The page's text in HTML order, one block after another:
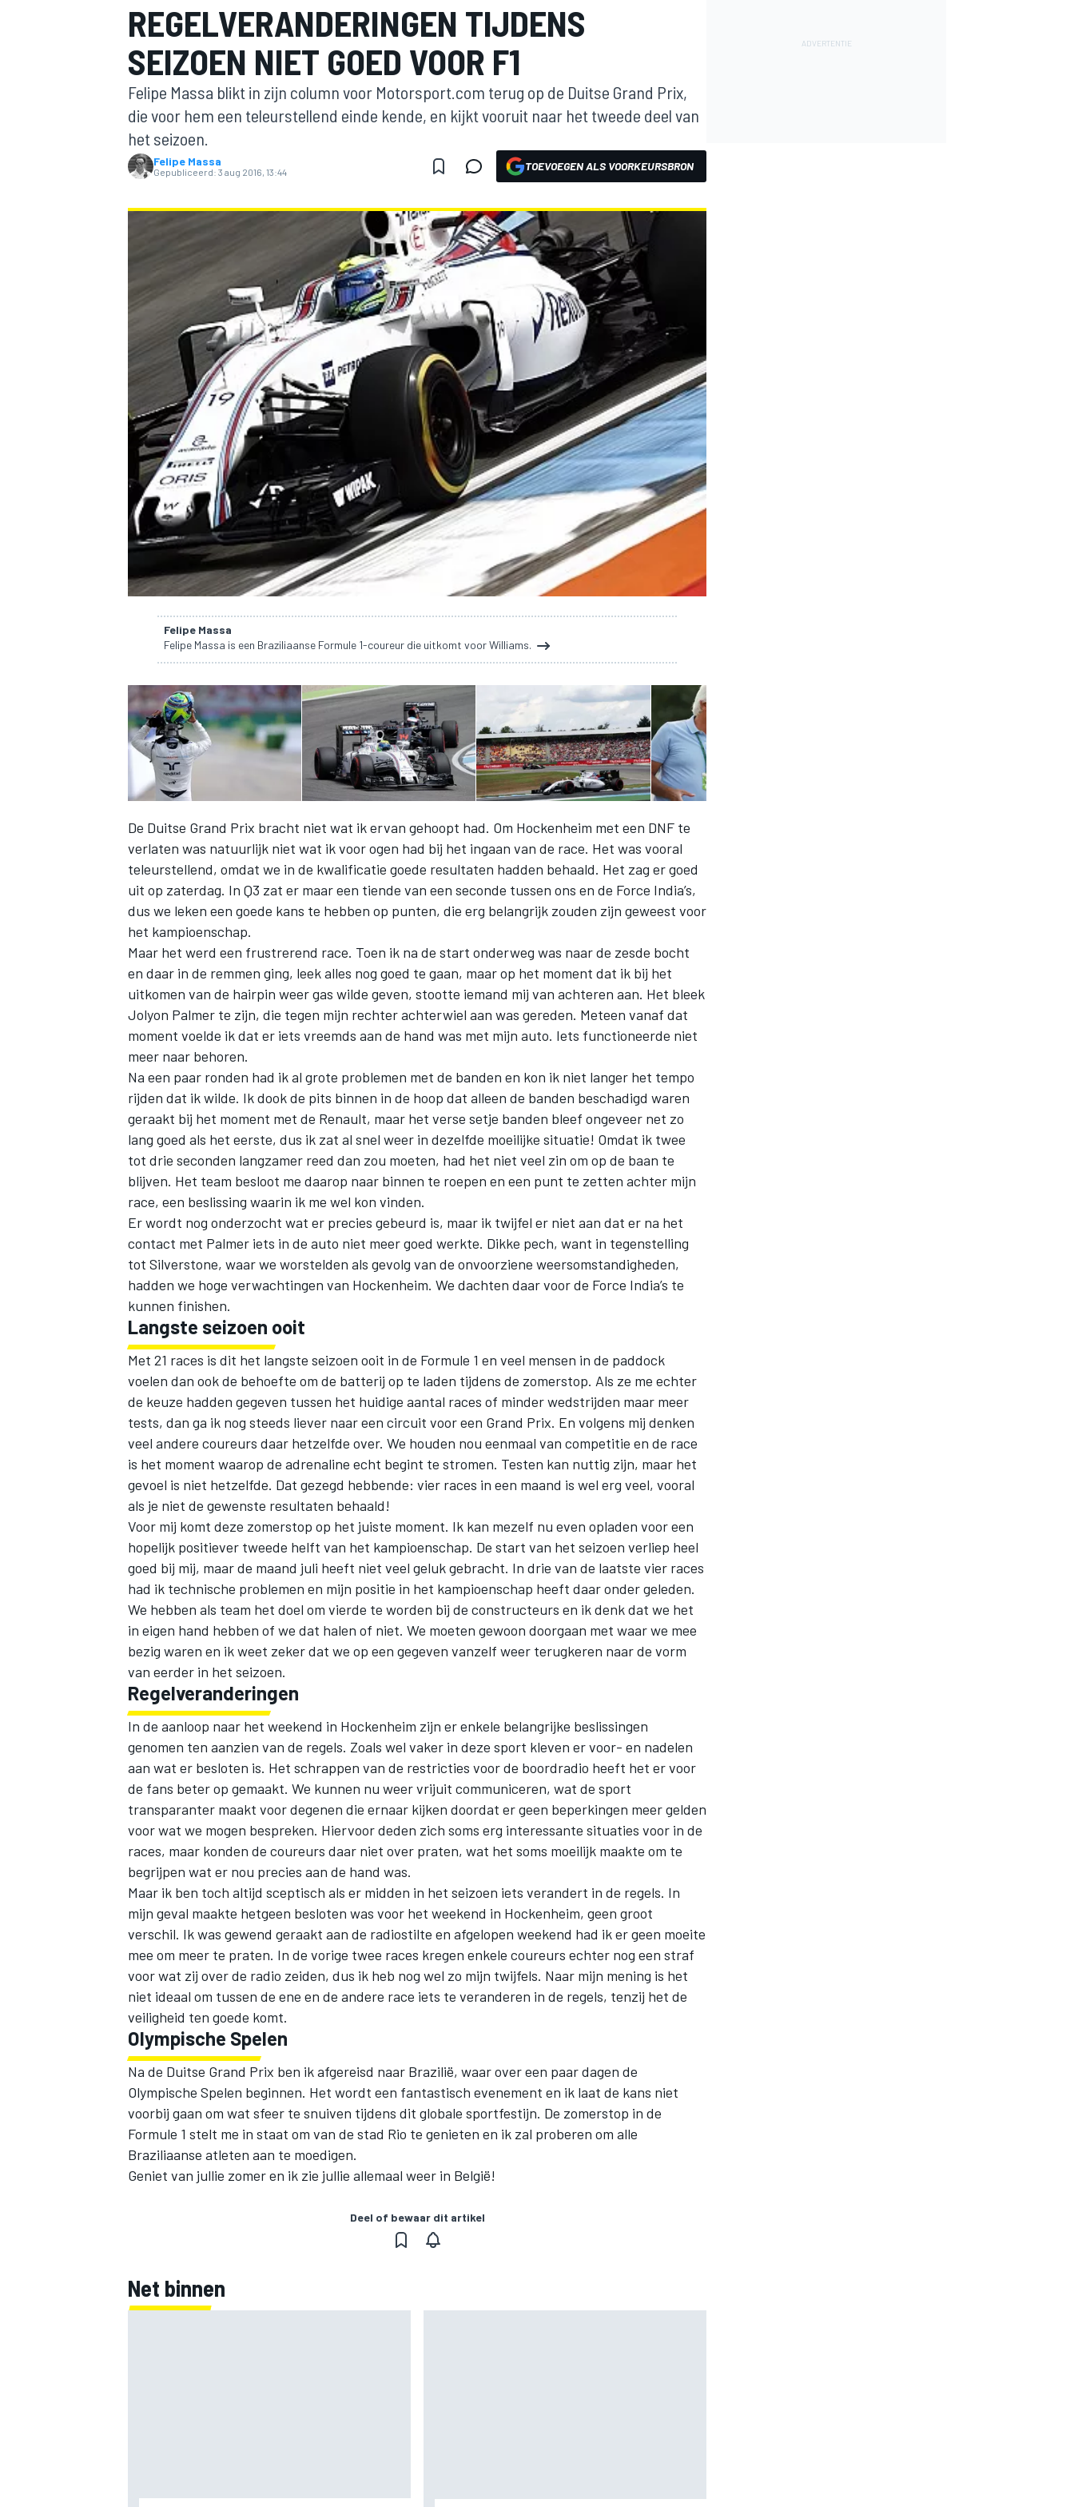
MOTOGP
INDYCAR
DTM
MEER RACEKLASSEN
REGELVERANDERINGEN TIJDENS
SEIZOEN NIET GOED VOOR F1
Felipe Massa blikt in zijn column voor Motorsport.com terug op de Duitse Grand Prix,
die voor hem een teleurstellend einde kende, en kijkt vooruit naar het tweede deel van
het seizoen.
Felipe Massa
Gepubliceerd: 3 aug 2016, 13:44 TOEVOEGEN ALS VOORKEURSBRON
Felipe Massa
Felipe Massa is een Braziliaanse Formule 1-coureur die uitkomt voor Williams.
De Duitse Grand Prix bracht niet wat ik ervan gehoopt had. Om Hockenheim met een DNF te
verlaten was natuurlijk niet wat ik voor ogen had bij het ingaan van de race. Het was vooral
teleurstellend, omdat we in de kwalificatie goede resultaten hadden behaald. Het zag er goed
uit op zaterdag. In Q3 zat er maar een tiende van een seconde tussen ons en de Force India’s,
dus we leken een goede kans te hebben op punten, die erg belangrijk zouden zijn geweest voor
het kampioenschap.
Maar het werd een frustrerend race. Toen ik na de start onderweg was naar de zesde bocht
en daar in de remmen ging, leek alles nog goed te gaan, maar op het moment dat ik bij het
uitkomen van de hairpin weer gas wilde geven, stootte iemand mij van achteren aan. Het bleek
Jolyon Palmer te zijn, die tegen mijn rechter achterwiel aan was gereden. Meteen vanaf dat
moment voelde ik dat er iets vreemds aan de hand was met mijn auto. Iets functioneerde niet
meer naar behoren.
Na een paar ronden had ik al grote problemen met de banden en kon ik niet langer het tempo
rijden dat ik wilde. Ik dook de pits binnen in de hoop dat alleen de banden beschadigd waren
geraakt bij het moment met de Renault, maar het verse setje banden bleef ongeveer net zo
lang goed als het eerste, dus ik zat al snel weer in dezelfde moeilijke situatie! Omdat ik twee
tot drie seconden langzamer reed dan zou moeten, had het niet veel zin om op de baan te
blijven. Het team besloot me daarop naar binnen te roepen en een punt te zetten achter mijn
race, een beslissing waarin ik me wel kon vinden.
Er wordt nog onderzocht wat er precies gebeurd is, maar ik twijfel er niet aan dat er na het
contact met Palmer iets in de auto niet meer goed werkte. Dikke pech, want in tegenstelling
tot Silverstone, waar we worstelden als gevolg van de onvoorziene weersomstandigheden,
hadden we hoge verwachtingen van Hockenheim. We dachten daar voor de Force India’s te
kunnen finishen.
Langste seizoen ooit
Met 21 races is dit het langste seizoen ooit in de Formule 1 en veel mensen in de paddock
voelen dan ook de behoefte om de batterij op te laden tijdens de zomerstop. Als ze me echter
de keuze hadden gegeven tussen het huidige aantal races of minder wedstrijden maar meer
tests, dan ga ik nog steeds liever naar een circuit voor een Grand Prix. En volgens mij denken
veel andere coureurs daar hetzelfde over. We houden nou eenmaal van competitie en de race
is het moment waarop de adrenaline echt begint te stromen. Testen kan nuttig zijn, maar het
gevoel is niet hetzelfde. Dat gezegd hebbende: vier races in een maand is wel erg veel, vooral
als je niet de gewenste resultaten behaald!
Voor mij komt deze zomerstop op het juiste moment. Ik kan mezelf nu even opladen voor een
hopelijk positiever tweede helft van het kampioenschap. De start van het seizoen verliep heel
goed bij mij, maar de maand juli heeft niet veel geluk gebracht. In drie van de laatste vier races
had ik technische problemen en mijn positie in het kampioenschap heeft daar onder geleden.
We hebben als team het doel om vierde te worden bij de constructeurs en ik denk dat we het
in eigen hand hebben of we dat halen of niet. We moeten gewoon doorgaan met waar we mee
bezig waren en ik weet zeker dat we op een gegeven vanzelf weer terugkeren naar de vorm
van eerder in het seizoen.
Regelveranderingen
In de aanloop naar het weekend in Hockenheim zijn er enkele belangrijke beslissingen
genomen ten aanzien van de regels. Zoals wel vaker in deze sport kleven er voor- en nadelen
aan wat er besloten is. Het schrappen van de restricties voor de boordradio heeft het er voor
de fans beter op gemaakt. We kunnen nu weer vrijuit communiceren, wat de sport
transparanter maakt voor degenen die ernaar kijken doordat er geen beperkingen meer gelden
voor wat we mogen bespreken. Hiervoor deden zich soms erg interessante situaties voor in de
races, maar konden de coureurs daar niet over praten, wat het soms moeilijk maakte om te
begrijpen wat er nou precies aan de hand was.
Maar ik ben toch altijd sceptisch als er midden in het seizoen iets verandert in de regels. In
mijn geval maakte hetgeen besloten was voor het weekend in Hockenheim, geen groot
verschil. Ik was gewend geraakt aan de radiostilte en afgelopen weekend had ik er geen moeite
mee om meer te praten. In de vorige twee races kregen enkele coureurs echter nog een straf
voor wat zij over de radio zeiden, dus ik heb nog wel zo mijn twijfels. Naar mijn mening is het
niet ideaal om tussen de ene en de andere race iets te veranderen in de regels, tenzij het de
veiligheid ten goede komt.
Olympische Spelen
Na de Duitse Grand Prix ben ik afgereisd naar Brazilië, waar over een paar dagen de
Olympische Spelen beginnen. Het wordt een fantastisch evenement en ik laat de kans niet
voorbij gaan om wat sfeer te snuiven tijdens dit globale sportfestijn. De zomerstop in de
Formule 1 stelt me in staat om van de stad Rio te genieten en ik zal proberen om alle
Braziliaanse atleten aan te moedigen.
Geniet van jullie zomer en ik zie jullie allemaal weer in België!
Deel of bewaar dit artikel
Net binnen